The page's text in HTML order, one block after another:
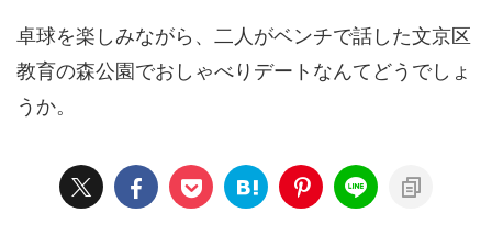
卓球を楽しみながら、二人がベンチで話した文京区
教育の森公園でおしゃべりデートなんてどうでしょ
うか。